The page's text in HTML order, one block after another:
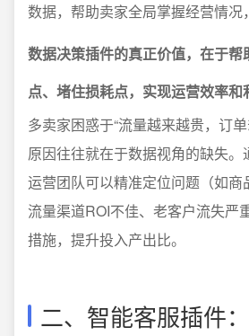
数据，帮助卖家全局掌握经营情况
数据决策插件的真正价值，在于
点、堵住损耗点，实现运营效率和
多卖家困惑于“流量越来越贵，订
原因往往就在于数据视角的缺失。
运营团队可以精准定位问题（如
流量渠道ROI不佳、老客户流失严
措施，提升投入产出比。
二、智能客服插件